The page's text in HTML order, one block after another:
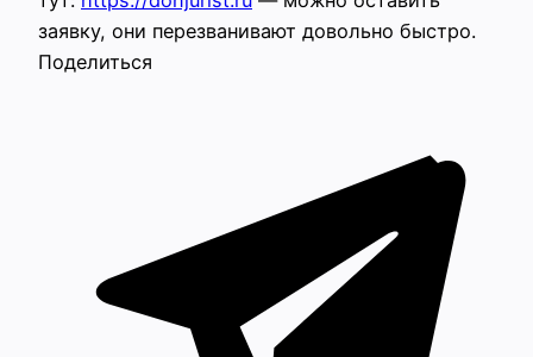
заявку, они перезванивают довольно быстро.
Поделиться